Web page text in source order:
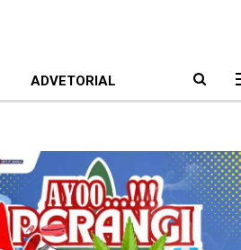
ADVETORIAL